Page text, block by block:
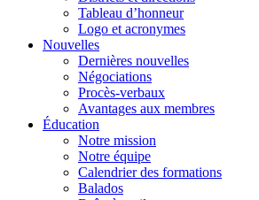
Tableau d’honneur
Logo et acronymes
Nouvelles
Dernières nouvelles
Négociations
Procès-verbaux
Avantages aux membres
Éducation
Notre mission
Notre équipe
Calendrier des formations
Balados